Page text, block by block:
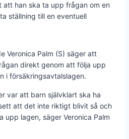
han ska ta upp frågan om en
ställning till en eventuell
Veronica Palm (S) säger att
direkt genom att följa upp
i försäkringsavtalslagen.
var att barn självklart ska ha
att det inte riktigt blivit så och
upp lagen, säger Veronica Palm